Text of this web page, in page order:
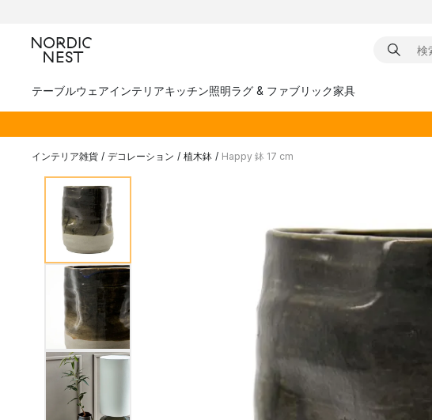
テーブルウェアインテリアキッチン照明ラグ & ファブリック家具
インテリア雑貨 / デコレーション / 植木鉢 / Happy 鉢 17 cm